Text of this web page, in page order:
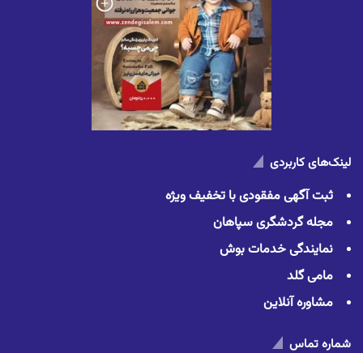
لینک‌های کاربردی
ثبت آگهی مفقودی با تخفیف ویژه
مجله گردشگری سپاهان
نمایندگی خدمات بوش
مامی گلد
مشاوره آنلاین
شماره تماس